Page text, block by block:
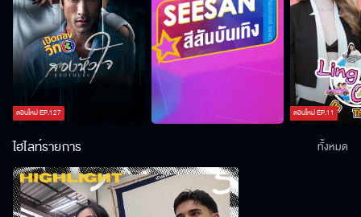
ตอนใหม่EP.127 ตอนใหม่EP.11
ไฮไลท์รายการ ทั้งหมด